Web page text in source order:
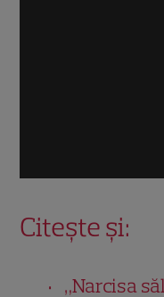
Citește și:
„Narcisa